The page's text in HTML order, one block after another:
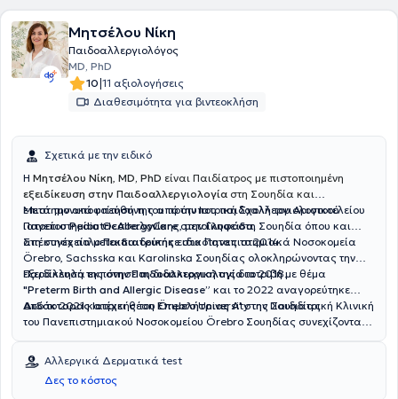
Μητσέλου Νίκη
Παιδοαλλεργιολόγος
MD, PhD
10|11 αξιολογήσεις
Διαθεσιμότητα για βιντεοκλήση
Σχετικά με την ειδικό
Η Μητσέλου Νίκη, MD, PhD είναι Παιδίατρος με πιστοποιημένη
εξειδίκευση στην Παιδοαλλεργιολογία στη Σουηδία και
επιστημονικά υπεύθυνη του πρότυπου παιδοαλλεργιολογικού
ιατρείουPediatricAllergyCareστηνΓλυφάδα.
Μετά την αποφοίτησή της από την Ιατρική Σχολή του Αριστοτελείου
Πανεπιστημίου Θεσσαλονίκης, μετοίκησε στη Σουηδία όπου και
απέκτησε τίτλοΠαιδιατρικήςειδικότητας το 2014.
Στη συνέχεια μετεκπαιδεύτηκε στα Πανεπιστημιακά Νοσοκομεία
Örebro, Sachsska και Karolinska Σουηδίας ολοκληρώνοντας την
εξειδίκευσή της στηνΠαιδοαλλεργιολογίατο 2018.
Παράλληλα εκπόνησε τη διδακτορική της διατριβή με θέμα
"Preterm Birth and Allergic Disease” και το 2022 αναγορεύτηκε
ΔιδάκτοραςΙατρικής του Örebro University της Σουηδίας.
Από το 2021 κατέχει θέση Επιμελήτριας Α'στην Παιδιατρική Κλινική
του Πανεπιστημιακού Νοσοκομείου Örebro Σουηδίας συνεχίζοντας
Αλλεργικά Δερματικά test
Δες το κόστος